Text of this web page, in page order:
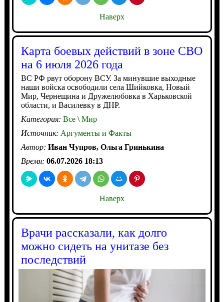
Наверх
Карта боевых действий в зоне СВО
на 6 июля 2026 года
ВС РФ рвут оборону ВСУ. За минувшие выходные
наши войска освободили села Шийковка, Новый
Мир, Чернещина и Дружелюбовка в Харьковской
области, и Василевку в ДНР.
Категория: Все\Мир
Источник: Аргументы и Факты
Автор: Иван Чупров, Ольга Гринькина
Время: 06.07.2026 18:13
Наверх
Врачи рассказали, как долго
можно сидеть на унитазе без
последствий